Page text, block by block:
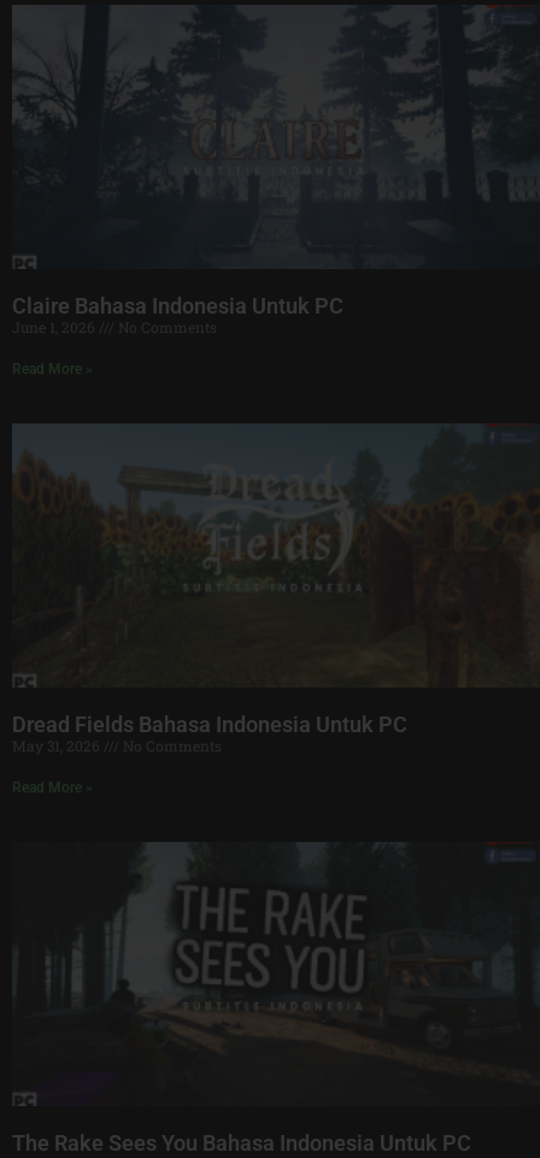
Claire Bahasa Indonesia Untuk PC
June 1, 2026 No Comments
Read More »
Dread Fields Bahasa Indonesia Untuk PC
May 31, 2026 No Comments
Read More »
The Rake Sees You Bahasa Indonesia Untuk PC